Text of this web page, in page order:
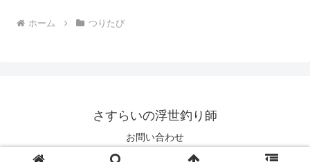
ホーム つりたび
さすらいの浮世釣り師
お問い合わせ